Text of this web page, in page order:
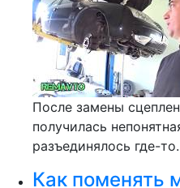
После замены
получилась
разъединялось где-
Как поменять